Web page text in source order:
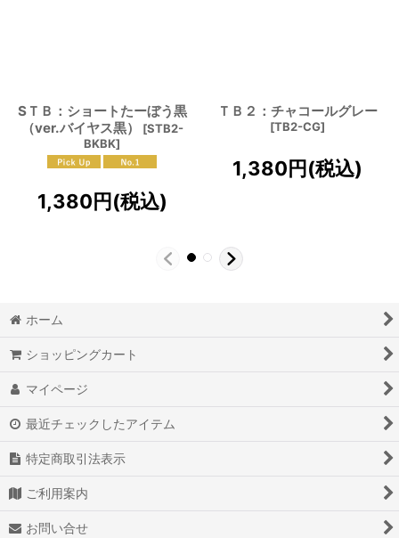
SＴＢ：ショートたーぼう黒
（ver.バイヤス黒）
[STB2-
BKBK]
1,380円(税込)
ＴＢ２：チャコールグレー
[TB2-CG]
1,380円(税込)
ホーム
ショッピングカート
マイページ
最近チェックしたアイテム
特定商取引法表示
ご利用案内
お問い合せ